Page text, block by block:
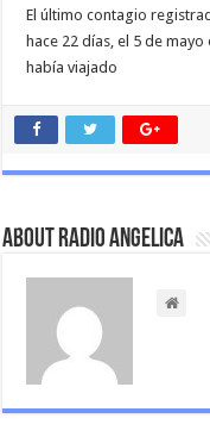
El último contagio
hace 22 días, el 5 de
había viajado
About Radio Angelica